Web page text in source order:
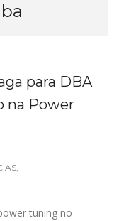
para DBA
na Power
,
tuning no